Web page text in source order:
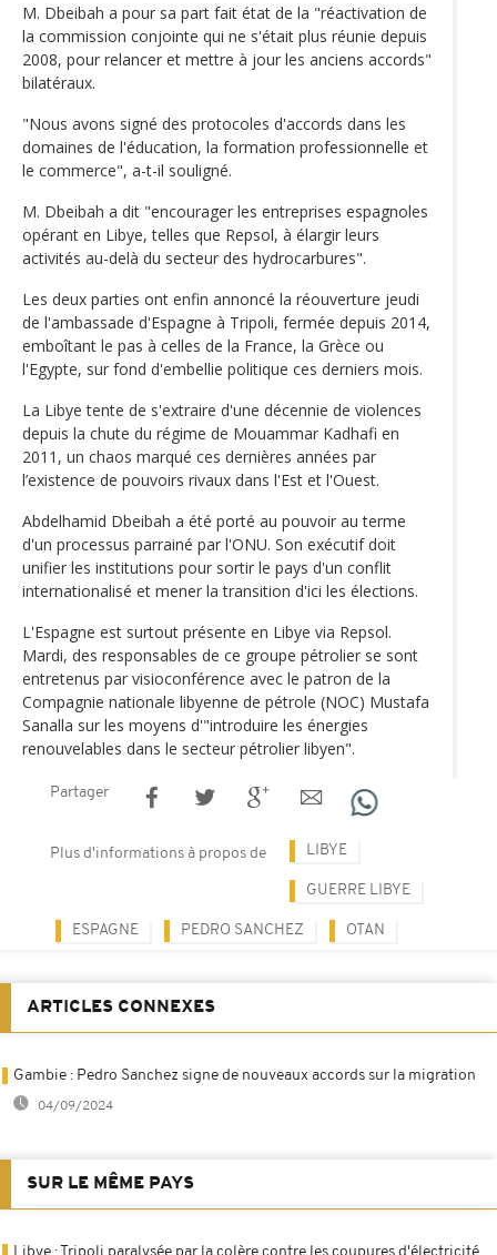
M. Dbeibah a pour sa part fait état de la "réactivation de
la commission conjointe qui ne s'était plus réunie depuis
2008, pour relancer et mettre à jour les anciens accords"
bilatéraux.
"Nous avons signé des protocoles d'accords dans les
domaines de l'éducation, la formation professionnelle et
le commerce", a-t-il souligné.
M. Dbeibah a dit "encourager les entreprises espagnoles
opérant en Libye, telles que Repsol, à élargir leurs
activités au-delà du secteur des hydrocarbures".
Les deux parties ont enfin annoncé la réouverture jeudi
de l'ambassade d'Espagne à Tripoli, fermée depuis 2014,
emboîtant le pas à celles de la France, la Grèce ou
l'Egypte, sur fond d'embellie politique ces derniers mois.
La Libye tente de s'extraire d'une décennie de violences
depuis la chute du régime de Mouammar Kadhafi en
2011, un chaos marqué ces dernières années par
l’existence de pouvoirs rivaux dans l'Est et l'Ouest.
Abdelhamid Dbeibah a été porté au pouvoir au terme
d'un processus parrainé par l'ONU. Son exécutif doit
unifier les institutions pour sortir le pays d'un conflit
internationalisé et mener la transition d'ici les élections.
L'Espagne est surtout présente en Libye via Repsol.
Mardi, des responsables de ce groupe pétrolier se sont
entretenus par visioconférence avec le patron de la
Compagnie nationale libyenne de pétrole (NOC) Mustafa
Sanalla sur les moyens d'"introduire les énergies
renouvelables dans le secteur pétrolier libyen".
Partager
Plus d'informations à propos de LIBYE
GUERRE LIBYE
ESPAGNE PEDRO SANCHEZ OTAN
ARTICLES CONNEXES
Gambie : Pedro Sanchez signe de nouveaux accords sur la migration
04/09/2024
SUR LE MÊME PAYS